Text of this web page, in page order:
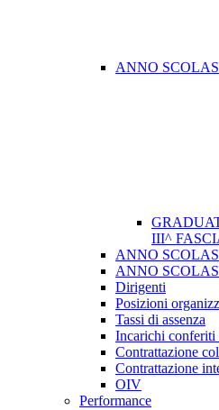
ANNO
III^
ANNO
ANNO
Dirigenti
Posizioni
Tassi di assenza
Incarichi conferiti
Contrattazione
Contrattazione
OIV
Performance